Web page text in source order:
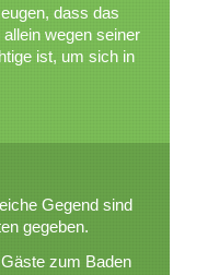
dass das
wegen seiner
ist, um sich in
Gegend sind
gegeben.
zum Baden